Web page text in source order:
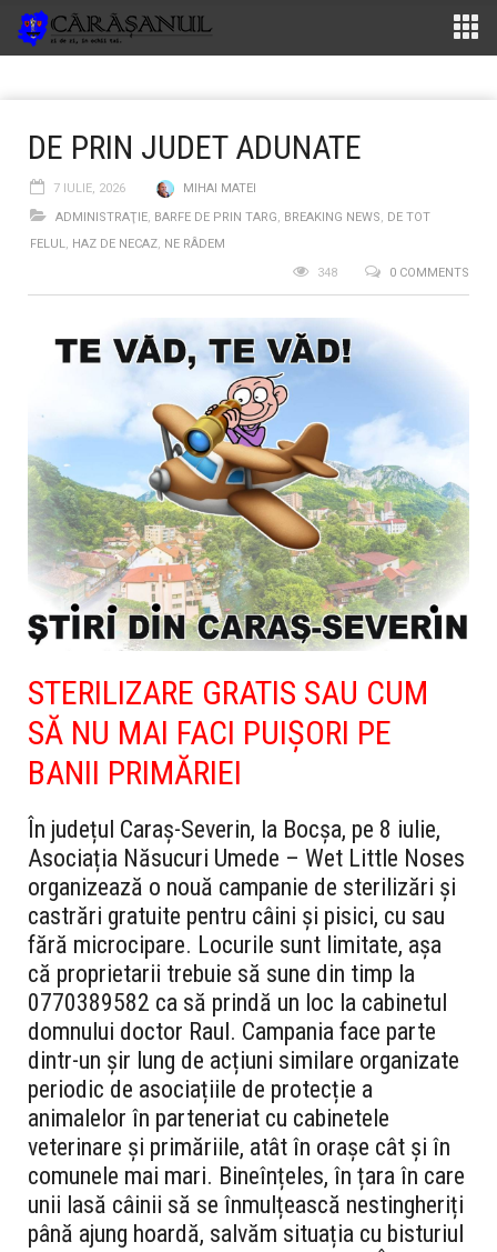
DE PRIN JUDET ADUNATE
7 IULIE, 2026
MIHAI MATEI
ADMINISTRAŢIE, BARFE DE PRIN TARG, BREAKING NEWS, DE TOT
FELUL, HAZ DE NECAZ, NE RÂDEM
0 COMMENTS
348
STERILIZARE GRATIS SAU CUM
SĂ NU MAI FACI PUIȘORI PE
BANII PRIMĂRIEI
În județul Caraș-Severin, la Bocșa, pe 8 iulie,
Asociația Năsucuri Umede – Wet Little Noses
organizează o nouă campanie de sterilizări și
castrări gratuite pentru câini și pisici, cu sau
fără microcipare. Locurile sunt limitate, așa
că proprietarii trebuie să sune din timp la
0770389582 ca să prindă un loc la cabinetul
domnului doctor Raul. Campania face parte
dintr-un șir lung de acțiuni similare organizate
periodic de asociațiile de protecție a
animalelor în parteneriat cu cabinetele
veterinare și primăriile, atât în orașe cât și în
comunele mai mari. Bineînțeles, în țara în care
unii lasă câinii să se înmulțească nestingheriți
până ajung hoardă, salvăm situația cu bisturiul